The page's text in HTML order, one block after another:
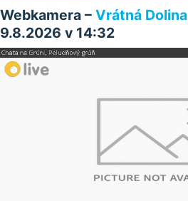
Webkamera – Vrátná Dolina
9.8.2026 v 14:32